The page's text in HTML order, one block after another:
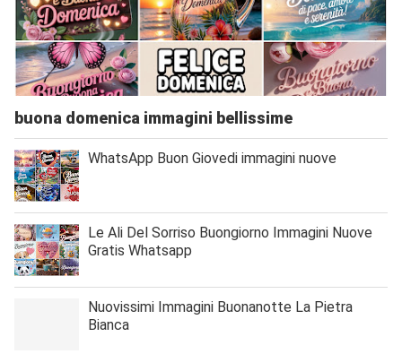
buona domenica immagini bellissime
WhatsApp Buon Giovedi immagini nuove
Le Ali Del Sorriso Buongiorno Immagini Nuove
Gratis Whatsapp
Nuovissimi Immagini Buonanotte La Pietra
Bianca